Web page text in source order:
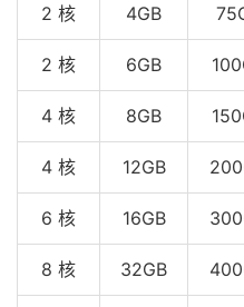
2 核 4GB
2 核 6GB
4 核 8GB
4 核 12GB
6 核 16GB
8 核 32GB